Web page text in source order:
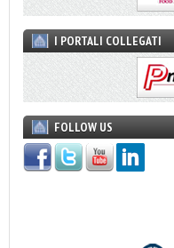
I PORTALI COLLEGATI
FOLLOW US